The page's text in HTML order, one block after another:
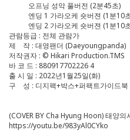
오프닝 성악 풀버전 (2분45초)
엔딩 1 가라오케 숏버젼 (1분10
엔딩 2 가라오케 숏버젼 (1분10
관람등급 : 전체 관람가
제 작 : 대영팬더 (Daeyoungpanda)
저작권자 : © Hikari Production.TMS
바 코 드 : 880917702226 4
출 시 일 : 2022년1월25일(화)
구 성 : 디지팩+박스+퍼팩트가이드북
(COVER BY Cha Hyung Hoon) 태양
https://youtu.be/983yAl0CYko